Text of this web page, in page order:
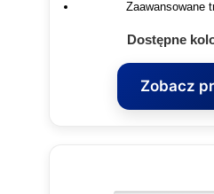
Zaawansowane
Dostępne
Zobacz